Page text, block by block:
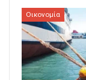
Οικονομία